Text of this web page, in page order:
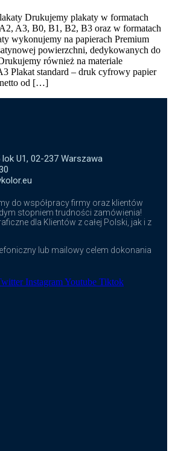
Drukujemy plakaty w formatach
A3, B0, B1, B2, B3 oraz w formatach
wykonujemy na papierach Premium
powierzchni, dedykowanych do
również na materiale
Plakat standard – druk cyfrowy papier
netto od […]
U1, 02-237 Warszawa
do współpracy firmy oraz klientów
stopniem trudności zamówienia!
dla Klientów z całej Polski, jak i z
lub mailowy celem dokonania
InstagramYoutube Tiktok